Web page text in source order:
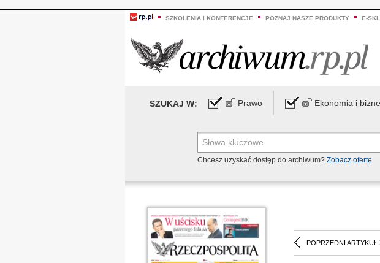
SZKOLENIA I KONFERENCJE POZNAJ NASZE PRODUKTY E-
SZUKAJ W: Prawo Ekonomia i
Chcesz uzyskać dostęp do archiwum? Zobacz ofertę
POPRZEDNI ARTYKUŁ